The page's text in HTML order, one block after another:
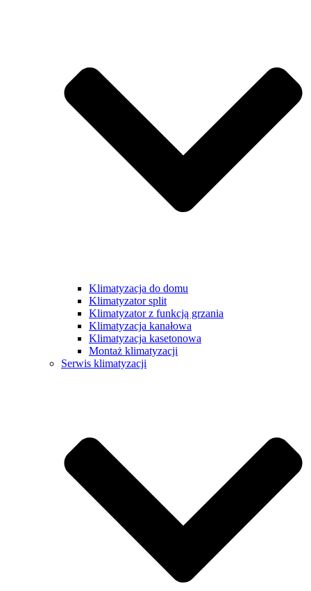
Klimatyzacja do domu
Klimatyzator split
Klimatyzator z funkcją grzania
Klimatyzacja kanałowa
Klimatyzacja kasetonowa
Montaż klimatyzacji
Serwis klimatyzacji